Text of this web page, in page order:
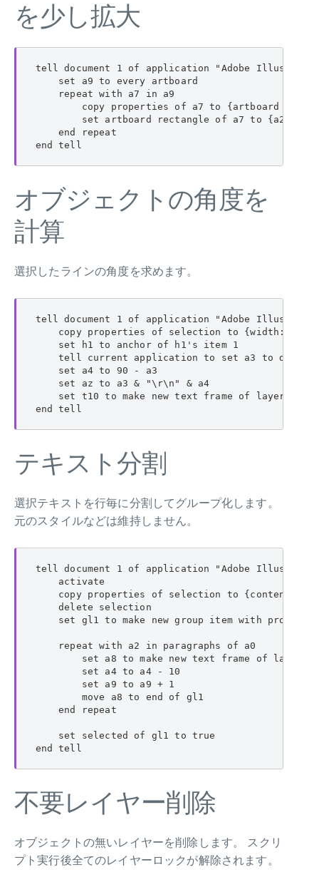
を少し拡大
tell document 1 of application "Adobe
    set a9 to every artboard
    repeat with a7 in a9
copy properties of a7 to {artboard
set artboard rectangle of a7 to {a2 -
    end repeat
end tell
オブジェクトの角度を
計算
選択したラインの角度を求めます。
tell document 1 of application "Adobe
copy properties of selection to {width:a1,
    set h1 to anchor of h1's item 1
tell current application to set a3 to do
    set a4 to 90 - a3
    set az to a3 & "\r\n" & a4
set t10 to make new text frame of layer 1
end tell
テキスト分割
選択テキストを行毎に分割してグループ化します。
元のスタイルなどは維持しません。
tell document 1 of application "Adobe
    activate
copy properties of selection to
    delete selection
set gl1 to make new group item with
    repeat with a2 in paragraphs of a0
set a8 to make new text frame of layer
        set a4 to a4 - 10
        set a9 to a9 + 1
        move a8 to end of gl1
    end repeat
    set selected of gl1 to true
end tell
不要レイヤー削除
オブジェクトの無いレイヤーを削除します。 スクリ
プト実行後全てのレイヤーロックが解除されます。